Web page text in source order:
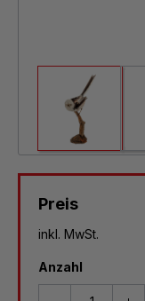
Preis
inkl. MwSt.
Anzahl